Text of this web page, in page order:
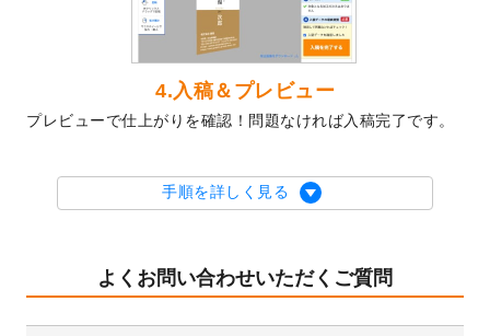
箔押し年賀状のデザインテンプレート
開いたしました。
クリアファイル、封筒、うちわにてオリジ
ナルデザインで作成できるようになりまし
た！
を公開いたしました。
2023/9/1
2024年版1月始まりのカレンダーデザイン
オリジナルサイズ、変型サイズで作成でき
るようになりました！
2023/8/18
チケットのデザインテンプレートを追加し
4.入稿＆プレビュー
プレビューで仕上がりを確認！問題なければ入稿完了です。
手順を詳しく見る
よくお問い合わせいただくご質問